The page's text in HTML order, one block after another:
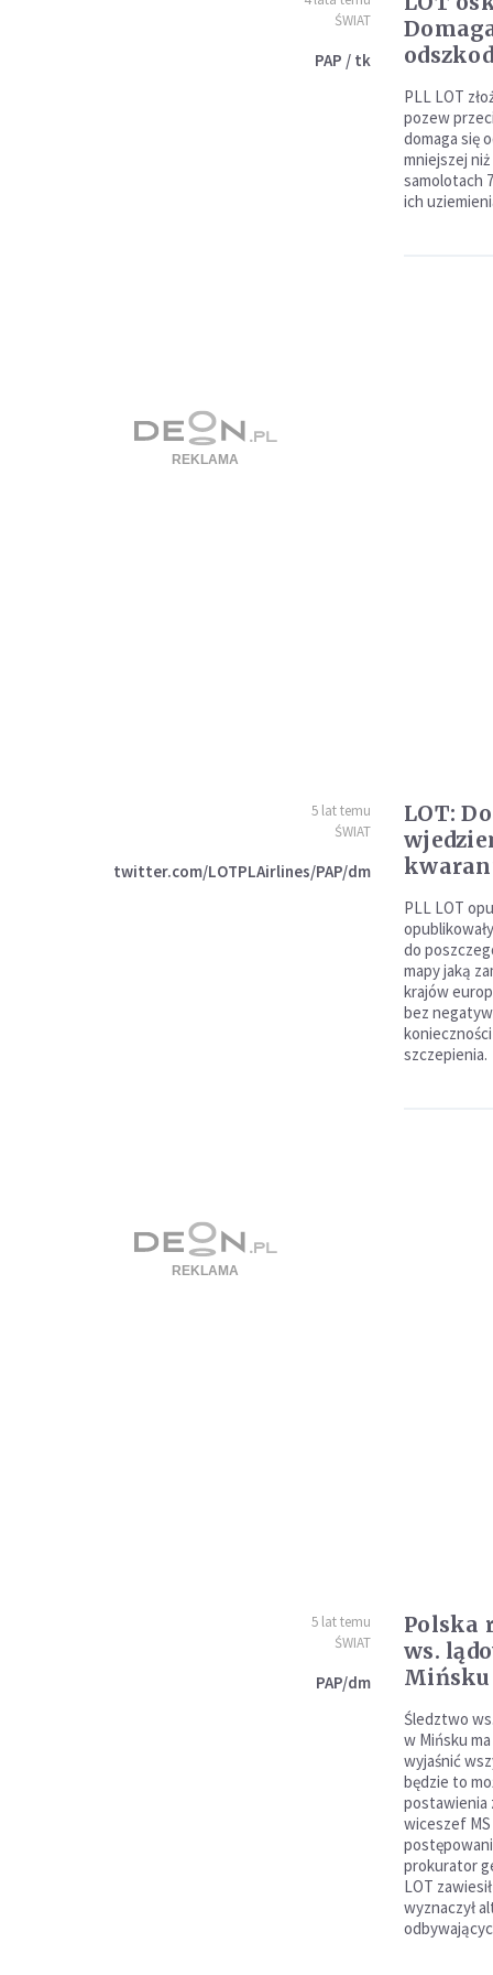
ŚWIAT
PAP / tk
PLL LOT
pozew
domaga się
mniejszej niż
samolotach
ich
5 lat temu
ŚWIAT
twitter.com/LOTPLAirlines/PAP/dm
LOT:
PLL LOT
do
mapy jaką
krajów
bez
szczepienia.
5 lat temu
ŚWIAT
PAP/dm
Polska
ws.
Mińsku
Śledztwo
w Mińsku
wyjaśnić
będzie to
postawienia
wiceszef MS
prokurator
LOT
wyznaczył